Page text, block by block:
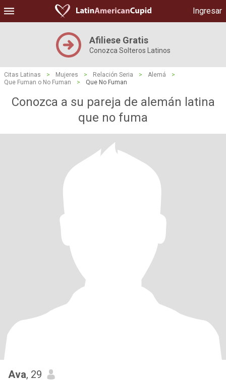
Ingresar
Afiliese Gratis
Conozca Solteros Latinos
Citas Latinas > Mujeres > Relación Seria > Alemá
>
Que Fuman o No Fuman
> Que No Fuman
Conozca a su pareja de alemán latina
que no fuma
Ava, 29